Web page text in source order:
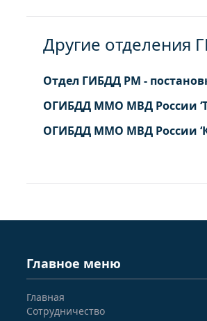
Другие отделения
Отдел ГИБДД РМ -
ОГИБДД ММО МВД России
ОГИБДД ММО МВД России
Главное меню
Главная
Сотрудничество